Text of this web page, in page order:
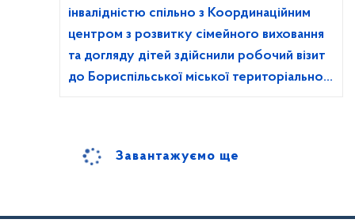
інвалідністю спільно з Координаційним
центром з розвитку сімейного виховання
та догляду дітей здійснили робочий візит
до Бориспільської міської територіальної
Завантажуємо ще